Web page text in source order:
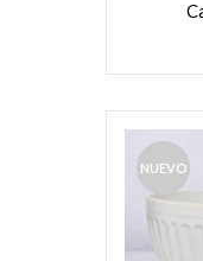
NUEVO